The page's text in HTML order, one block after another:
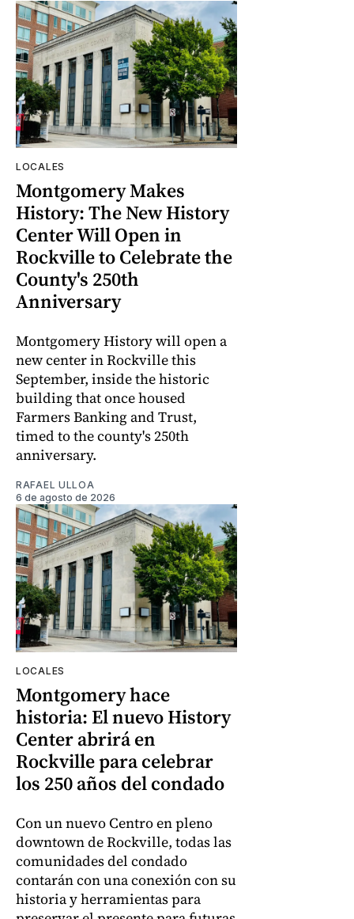
LOCALES
Montgomery Makes
History: The New History
Center Will Open in
Rockville to Celebrate the
County's 250th
Anniversary
Montgomery History will open a
new center in Rockville this
September, inside the historic
building that once housed
Farmers Banking and Trust,
timed to the county's 250th
anniversary.
RAFAEL ULLOA
6 de agosto de 2026
LOCALES
Montgomery hace
historia: El nuevo History
Center abrirá en
Rockville para celebrar
los 250 años del condado
Con un nuevo Centro en pleno
downtown de Rockville, todas las
comunidades del condado
contarán con una conexión con su
historia y herramientas para